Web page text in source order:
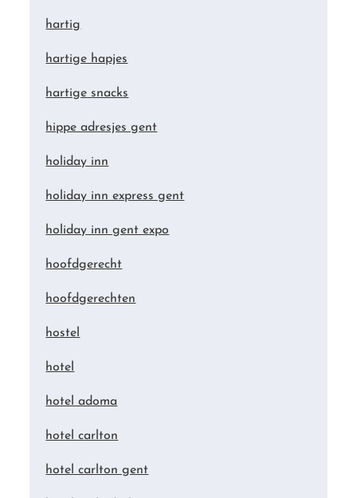
hartig
hartige hapjes
hartige snacks
hippe adresjes gent
holiday inn
holiday inn express gent
holiday inn gent expo
hoofdgerecht
hoofdgerechten
hostel
hotel
hotel adoma
hotel carlton
hotel carlton gent